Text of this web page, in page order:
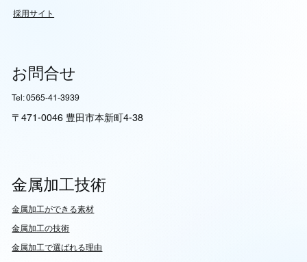
採用サイト
お問合せ
Tel: 0565-41-3939
〒471-0046 豊田市本新町4-38
金属加工技術
​金属加工ができる素材
​金属加工の技術
金属加工で選ばれる理由